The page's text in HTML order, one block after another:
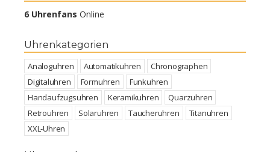
6 Uhrenfans Online
Uhrenkategorien
Analoguhren Automatikuhren
Chronographen
Digitaluhren
Formuhren
Funkuhren
Handaufzugsuhren
Keramikuhren
Quarzuhren
Retrouhren
Solaruhren Taucheruhren
Titanuhren
XXL-Uhren